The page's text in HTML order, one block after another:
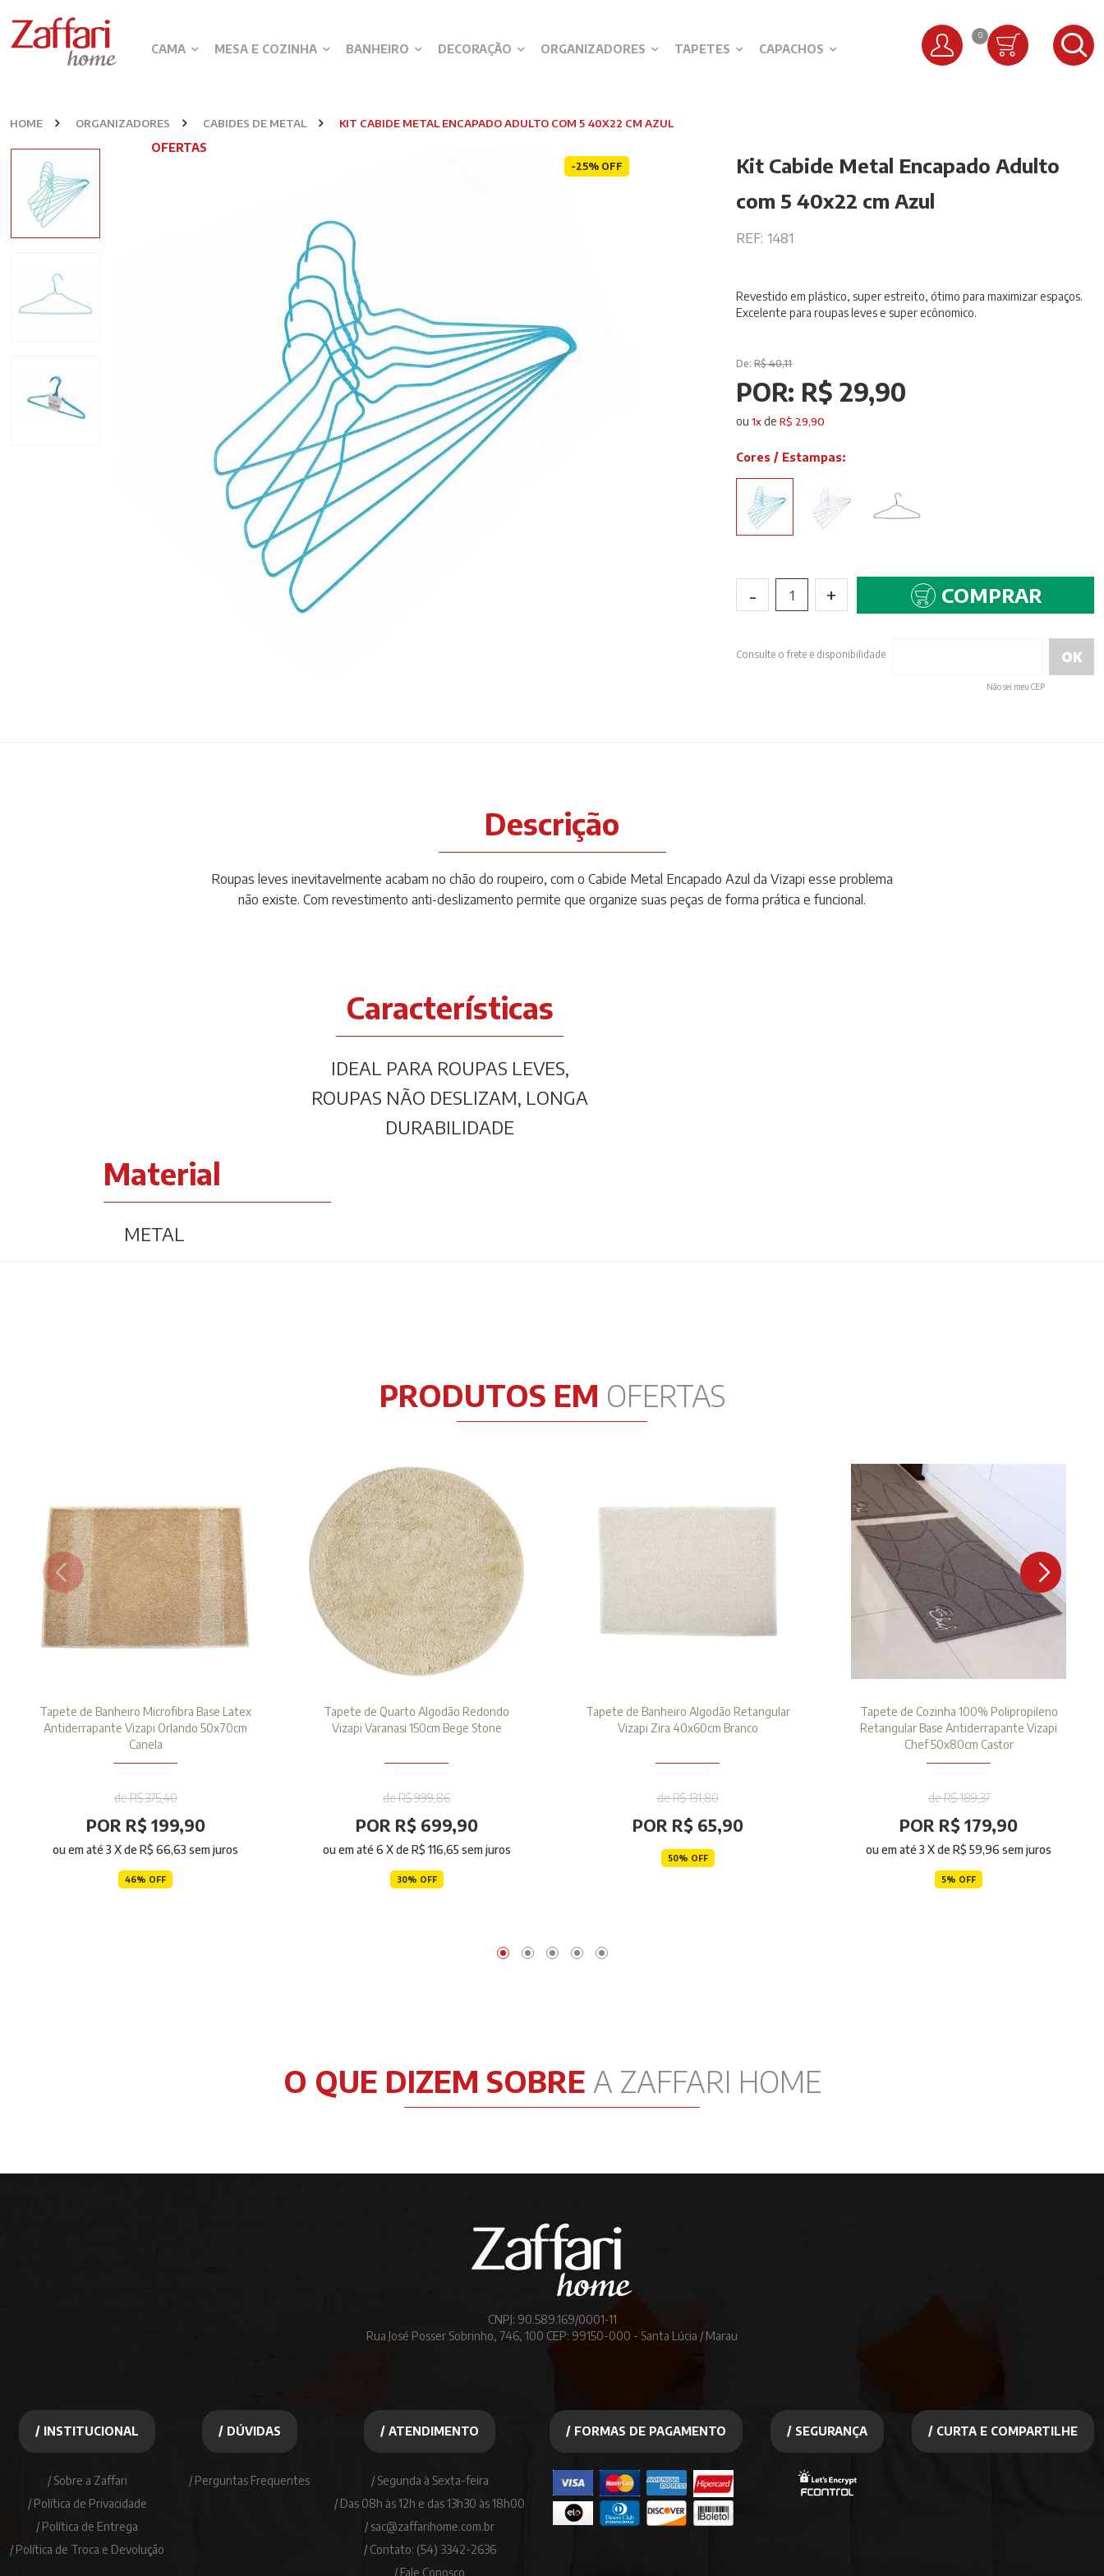
CAMA MESA E COZINHA BANHEIRO DECORAÇÃO ORGANIZADORES TAPETES CAPACHOS
OFERTAS
0
HOME ORGANIZADORES CABIDES DE METAL KIT CABIDE METAL ENCAPADO ADULTO COM 5 40X22 CM AZUL
-25% OFF
Kit Cabide Metal Encapado Adulto
com 5 40x22 cm Azul
REF: 1481
Revestido em plástico, super estreito, ótimo para maximizar espaços.
Excelente para roupas leves e super ecônomico.
De:R$ 40,11
POR: R$ 29,90
ou1xdeR$ 29,90
Cores / Estampas:
- 1 + COMPRAR
Consulte o frete e disponibilidade
Não sei meu CEP
Descrição
Roupas leves inevitavelmente acabam no chão do roupeiro, com o Cabide Metal Encapado Azul da Vizapi esse problema
não existe. Com revestimento anti-deslizamento permite que organize suas peças de forma prática e funcional.
Características
IDEAL PARA ROUPAS LEVES,
ROUPAS NÃO DESLIZAM, LONGA
DURABILIDADE
Material
METAL
PRODUTOS EM OFERTAS
Tapete de Banheiro Microfibra Base Latex
Antiderrapante Vizapi Orlando 50x70cm
Canela
de R$ 375,40
POR R$ 199,90
ou em até3 X deR$ 66,63 sem juros
46% OFF
Tapete de Quarto Algodão Redondo
Vizapi Varanasi 150cm Bege Stone
de R$ 999,86
POR R$ 699,90
ou em até6 X deR$ 116,65 sem juros
30% OFF
Tapete de Banheiro Algodão Retangular
Vizapi Zira 40x60cm Branco
de R$ 131,80
POR R$ 65,90
50% OFF
Tapete de Cozinha 100% Polipropileno
Retangular Base Antiderrapante Vizapi
Chef 50x80cm Castor
de R$ 189,37
POR R$ 179,90
ou em até3 X deR$ 59,96 sem juros
5% OFF
O QUE DIZEM SOBRE A ZAFFARI HOME
CNPJ: 90.589.169/0001-11
Rua José Posser Sobrinho, 746, 100 CEP: 99150-000 - Santa Lúcia / Marau
/ INSTITUCIONAL
/ Sobre a Zaffari
/ Política de Privacidade
/ Política de Entrega
/ Política de Troca e Devolução
/ DÚVIDAS
/ Perguntas Frequentes
/ ATENDIMENTO
/ Segunda à Sexta-feira
/ Das 08h às 12h e das 13h30 às 18h00
/ sac@zaffarihome.com.br
/ Contato: (54) 3342-2636
/ Fale Conosco
/ FORMAS DE PAGAMENTO / SEGURANÇA / CURTA E COMPARTILHE